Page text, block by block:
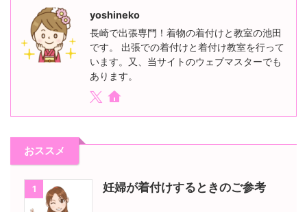
yoshineko
長崎で出張専門！着物の着付けと教室の池田
です。 出張での着付けと着付け教室を行って
います。又、当サイトのウェブマスターでも
あります。
おススメ
1 妊婦が着付けするときのご参考